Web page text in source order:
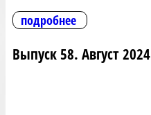
подробнее
Выпуск 58. Август 2024